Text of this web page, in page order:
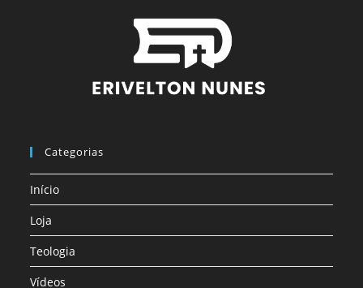
Categorias
Início
Loja
Teologia
Vídeos